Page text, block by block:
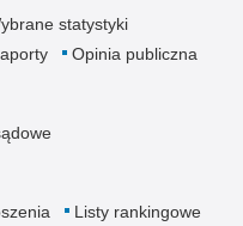
statystyki
Opinia publiczna
Listy rankingowe